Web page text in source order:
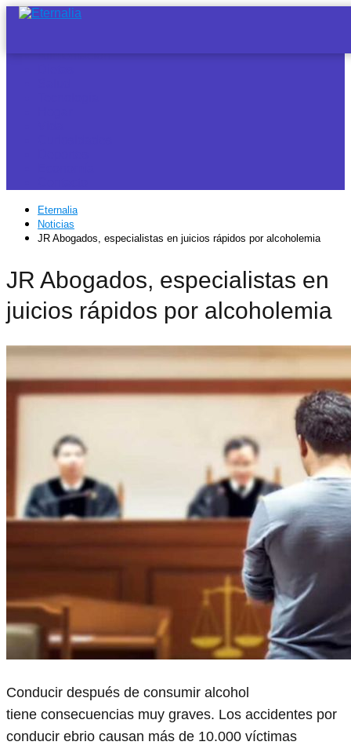
Alimentación
Eternalia
Noticias
JR Abogados, especialistas en juicios rápidos por alcoholemia
JR Abogados, especialistas en
juicios rápidos por alcoholemia
Conducir después de consumir alcohol
tiene consecuencias muy graves. Los accidentes por
conducir ebrio causan más de 10.000 víctimas